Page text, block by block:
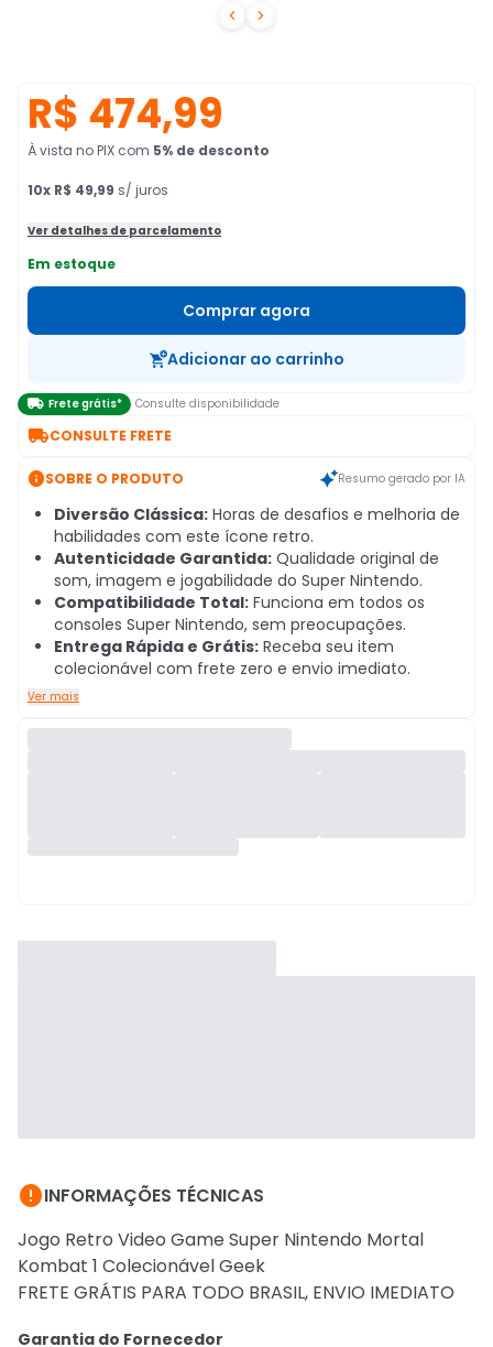
 
R$ 474,99
À vista no PIX com 5% de desconto
10x R$ 49,99 s/ juros
Ver detalhes de parcelamento
Em estoque
Comprar agora
Adicionar ao carrinho
 Frete grátis* Consulte disponibilidade
CONSULTE FRETE
SOBRE O PRODUTO Resumo gerado por IA
Diversão Clássica: Horas de desafios e melhoria de
habilidades com este ícone retro.
Autenticidade Garantida: Qualidade original de
som, imagem e jogabilidade do Super Nintendo.
Compatibilidade Total: Funciona em todos os
consoles Super Nintendo, sem preocupações.
Entrega Rápida e Grátis: Receba seu item
colecionável com frete zero e envio imediato.
Ver mais
INFORMAÇÕES TÉCNICAS
Jogo Retro Video Game Super Nintendo Mortal
Kombat 1 Colecionável Geek
FRETE GRÁTIS PARA TODO BRASIL, ENVIO IMEDIATO
Garantia do Fornecedor